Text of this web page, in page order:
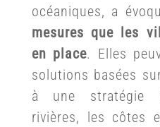
océaniques, a
mesures que les
en place. Elles
solutions basées
à une stratégie
rivières, les côtes